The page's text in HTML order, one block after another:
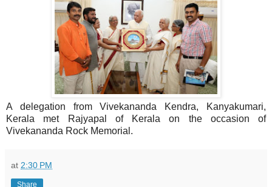
A delegation from Vivekananda Kendra, Kanyakumari,
Kerala met Rajyapal of Kerala on the occasion of
Vivekananda Rock Memorial.
at 2:30 PM
Share